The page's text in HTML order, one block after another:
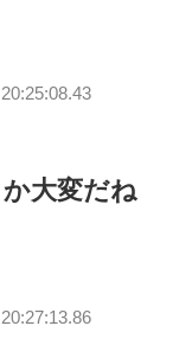
大変だね